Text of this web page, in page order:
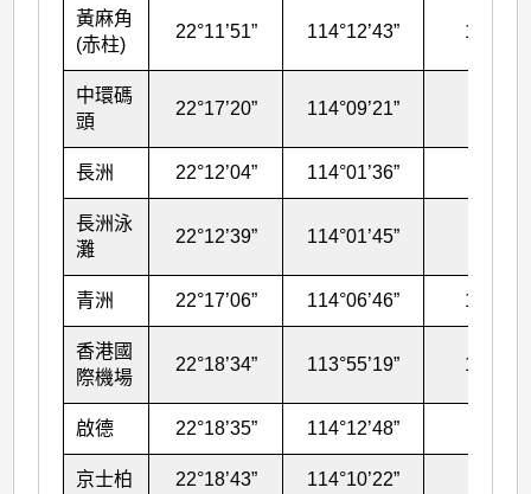
黃麻角
(赤柱)
22°11’51” 114°12’43” 103
中環碼
頭
22°17’20” 114°09’21”
長洲 22°12’04” 114°01’36”
長洲泳
灘
22°12’39” 114°01’45”
青洲 22°17’06” 114°06’46” 107
香港國
際機場
22°18’34” 113°55’19” 14
啟德 22°18’35” 114°12’48”
京士柏 22°18’43” 114°10’22”